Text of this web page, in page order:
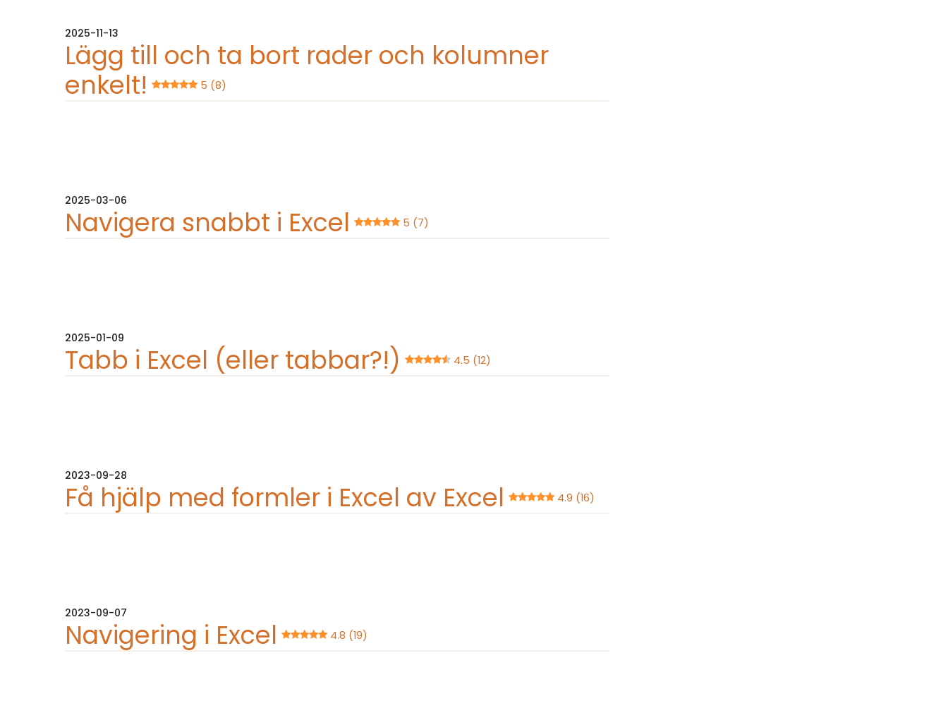
2025-11-13
Lägg till och ta bort rader och kolumner
enkelt!
5 (8)
2025-03-06
Navigera snabbt i Excel 5 (7)
2025-01-09
Tabb i Excel (eller tabbar?!) 4.5 (12)
2023-09-28
Få hjälp med formler i Excel av Excel 4.9 (16)
2023-09-07
Navigering i Excel 4.8 (19)